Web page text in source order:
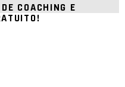
COACHING E